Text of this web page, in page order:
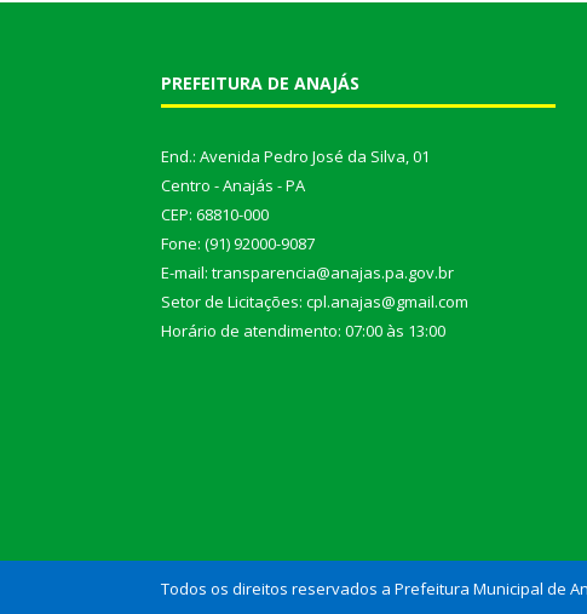
PREFEITURA DE ANAJÁS
End.: Avenida Pedro José da Silva, 01
Centro - Anajás - PA
CEP: 68810-000
Fone: (91) 92000-9087
E-mail: transparencia@anajas.pa.gov.br
Setor de Licitações: cpl.anajas@gmail.com
Horário de atendimento: 07:00 às 13:00
Todos os direitos reservados a Prefeitura Municipal de